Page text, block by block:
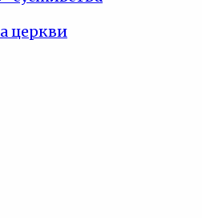
церкви